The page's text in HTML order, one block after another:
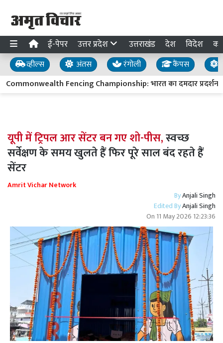
ई-पेपर उत्तर प्रदेश उत्तराखंड देश विदेश
व्हील्स अंतस रंगोली कैंपस
Commonwealth Fencing Championship: भारत का दमदार
यूपी में ट्रिपल आर सेंटर बन गए शो-पीस,स्वच्छ
सर्वेक्षण के समय खुलते हैं फिर पूरे साल बंद रहते हैं
सेंटर
Amrit Vichar Network
ByAnjali Singh
Edited ByAnjali Singh
On 11 May 2026 12:23:36